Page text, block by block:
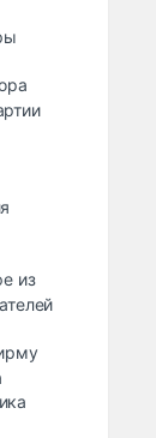
из